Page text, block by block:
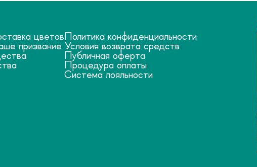
цветов
призвание
Политика конфиденциальности
Условия возврата средств
Публичная оферта
Процедура оплаты
Система лояльности